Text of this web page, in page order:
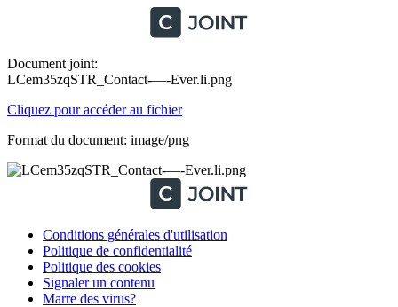
Document joint:
LCem35zqSTR_Contact-—-Ever.li.png
Cliquez pour accéder au fichier
Format du document: image/png
Conditions générales d'utilisation
Politique de confidentialité
Politique des cookies
Signaler un contenu
Marre des virus?